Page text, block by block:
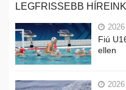
LEGFRISSEBB HÍREINK
Fiú
ellen